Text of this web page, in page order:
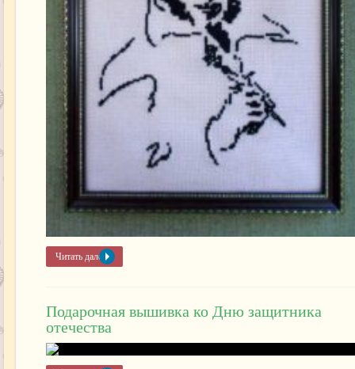
Читать далее »
Подарочная вышивка ко Дню защитника
отечества